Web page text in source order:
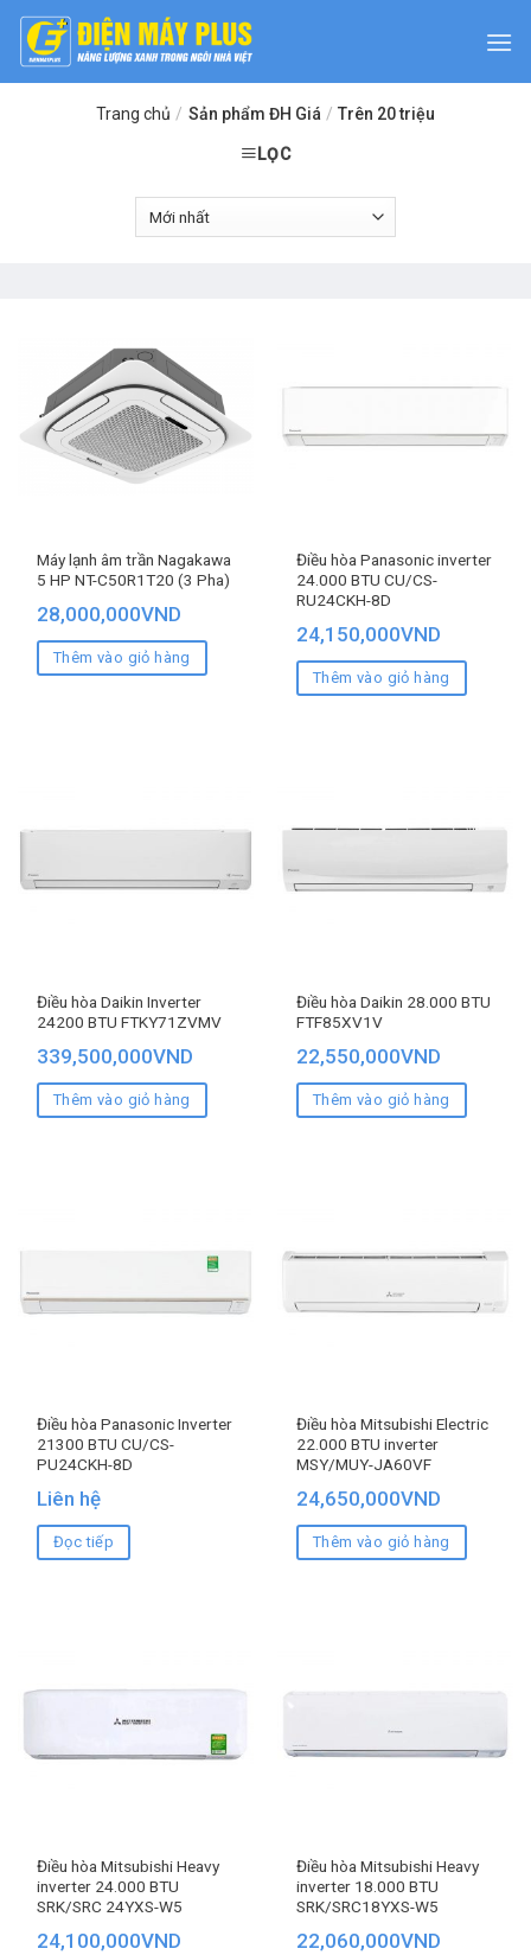
Skip
content
Trang chủ / Sản phẩm ĐH Giá / Trên 20 triệu
LỌC
Máy lạnh âm trần Nagakawa
5 HP NT-C50R1T20 (3 Pha)
28,000,000VND
Thêm vào giỏ hàng
Điều hòa Panasonic inverter
24.000 BTU CU/CS-
RU24CKH-8D
24,150,000VND
Thêm vào giỏ hàng
Điều hòa Daikin Inverter
24200 BTU FTKY71ZVMV
339,500,000VND
Thêm vào giỏ hàng
Điều hòa Daikin 28.000 BTU
FTF85XV1V
22,550,000VND
Thêm vào giỏ hàng
Điều hòa Panasonic Inverter
21300 BTU CU/CS-
PU24CKH-8D
Liên hệ
Đọc tiếp
Điều hòa Mitsubishi Electric
22.000 BTU inverter
MSY/MUY-JA60VF
24,650,000VND
Thêm vào giỏ hàng
Điều hòa Mitsubishi Heavy
inverter 24.000 BTU
SRK/SRC 24YXS-W5
24,100,000VND
Điều hòa Mitsubishi Heavy
inverter 18.000 BTU
SRK/SRC18YXS-W5
22,060,000VND